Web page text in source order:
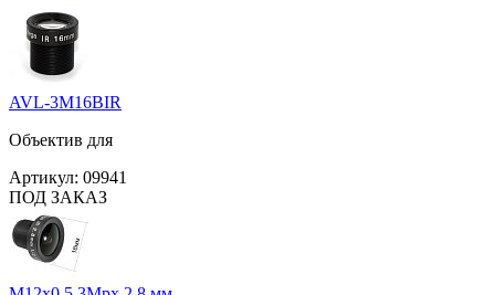
AVL-3M16BIR
Объектив для
Артикул: 09941
ПОД ЗАКАЗ